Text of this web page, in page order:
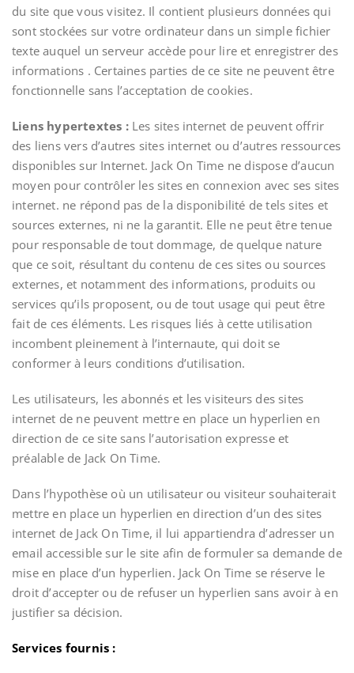
du site que vous visitez. Il contient plusieurs données qui
sont stockées sur votre ordinateur dans un simple fichier
texte auquel un serveur accède pour lire et enregistrer des
informations . Certaines parties de ce site ne peuvent être
fonctionnelle sans l’acceptation de cookies.
Liens hypertextes :Les sites internet de peuvent offrir
des liens vers d’autres sites internet ou d’autres ressources
disponibles sur Internet. Jack On Time ne dispose d’aucun
moyen pour contrôler les sites en connexion avec ses sites
internet. ne répond pas de la disponibilité de tels sites et
sources externes, ni ne la garantit. Elle ne peut être tenue
pour responsable de tout dommage, de quelque nature
que ce soit, résultant du contenu de ces sites ou sources
externes, et notamment des informations, produits ou
services qu’ils proposent, ou de tout usage qui peut être
fait de ces éléments. Les risques liés à cette utilisation
incombent pleinement à l’internaute, qui doit se
conformer à leurs conditions d’utilisation.
Les utilisateurs, les abonnés et les visiteurs des sites
internet de ne peuvent mettre en place un hyperlien en
direction de ce site sans l’autorisation expresse et
préalable de Jack On Time.
Dans l’hypothèse où un utilisateur ou visiteur souhaiterait
mettre en place un hyperlien en direction d’un des sites
internet de Jack On Time, il lui appartiendra d’adresser un
email accessible sur le site afin de formuler sa demande de
mise en place d’un hyperlien. Jack On Time se réserve le
droit d’accepter ou de refuser un hyperlien sans avoir à en
justifier sa décision.
Services fournis :